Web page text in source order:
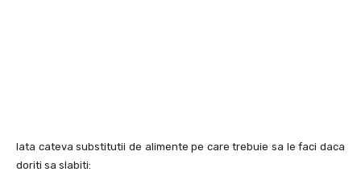
Iata cateva substitutii de alimente pe care trebuie sa le faci daca
doriti sa slabiti: